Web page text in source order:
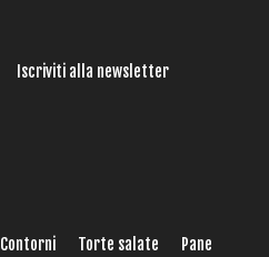
Iscriviti alla newsletter
Contorni Torte salate Pane